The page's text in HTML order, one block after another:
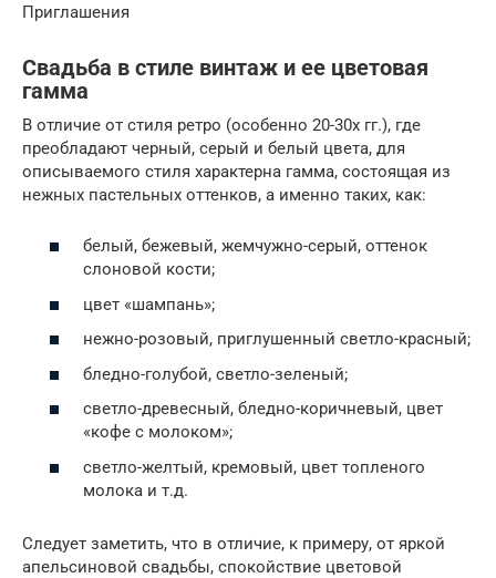
Приглашения
Свадьба в стиле винтаж и ее цветовая
гамма
В отличие от стиля ретро (особенно 20-30х гг.), где
преобладают черный, серый и белый цвета, для
описываемого стиля характерна гамма, состоящая из
нежных пастельных оттенков, а именно таких, как:
белый, бежевый, жемчужно-серый, оттенок
слоновой кости;
цвет «шампань»;
нежно-розовый, приглушенный светло-красный;
бледно-голубой, светло-зеленый;
светло-древесный, бледно-коричневый, цвет
«кофе с молоком»;
светло-желтый, кремовый, цвет топленого
молока и т.д.
Следует заметить, что в отличие, к примеру, от яркой
апельсиновой свадьбы, спокойствие цветовой